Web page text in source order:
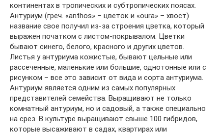
континентах в тропических и субтропических поясах.
Антуриум (греч. «anthos» – цветок и «oura» – хвост)
название свое получил из-за строения цветка, который
выражен початком с листом-покрывалом. Цветки
бывают синего, белого, красного и других цветов.
Листья у антуриума кожистые, бывают цельные или
рассеченные, маленькие или большие, однотонные или с
рисунком – все это зависит от вида и сорта антуриума.
Антуриум является одним из самых популярных
представителей семейства. Выращивают не только
комнатный антуриум, но и садовый, а также специально
на срез. В культуре выращивают свыше 100 гибридов,
которые высаживают в садах, квартирах или